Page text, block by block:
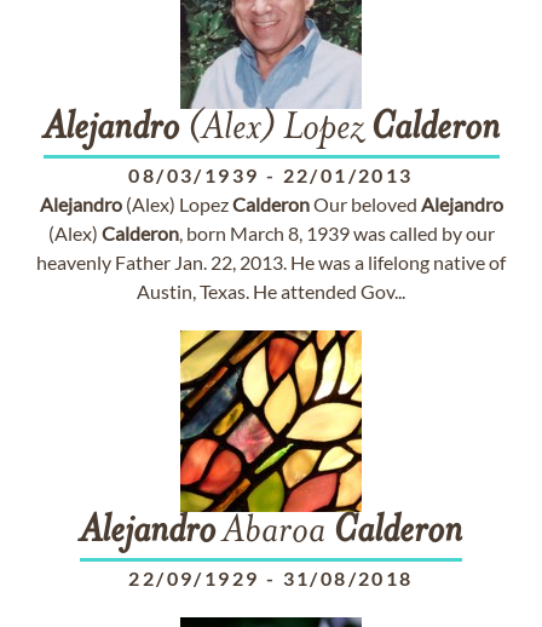
Alejandro(Alex) LopezCalderon
08/03/1939 - 22/01/2013
Alejandro(Alex) LopezCalderonOur beloved Alejandro
(Alex) Calderon, born March 8, 1939 was called by our
heavenly Father Jan. 22, 2013. He was a lifelong native of
Austin, Texas. He attended Gov...
AlejandroAbaroa Calderon
22/09/1929 - 31/08/2018